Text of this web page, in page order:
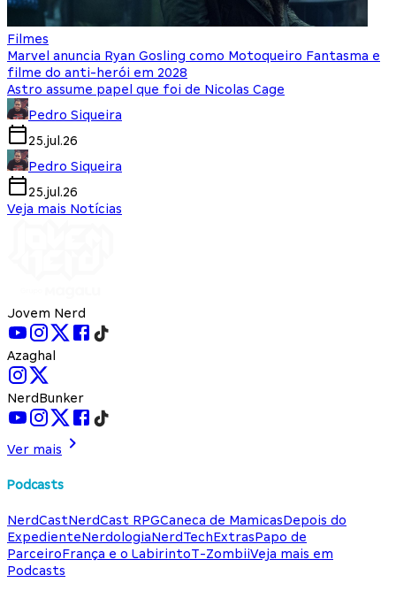
Filmes
Marvel anuncia Ryan Gosling como Motoqueiro Fantasma e
filme do anti-herói em 2028
Astro assume papel que foi de Nicolas Cage
Pedro Siqueira
25.jul.26
Pedro Siqueira
25.jul.26
Veja mais Notícias
Jovem Nerd
Azaghal
NerdBunker
Ver mais
Podcasts
NerdCastNerdCast RPGCaneca de MamicasDepois do
ExpedienteNerdologiaNerdTechExtrasPapo de
ParceiroFrança e o LabirintoT-ZombiiVeja mais em
Podcasts